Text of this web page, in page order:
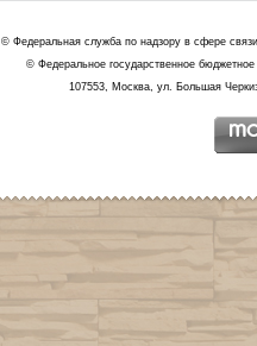
© Федеральная служба по надзору в сфере
© Федеральное государственное
107553, Москва, ул. Большая